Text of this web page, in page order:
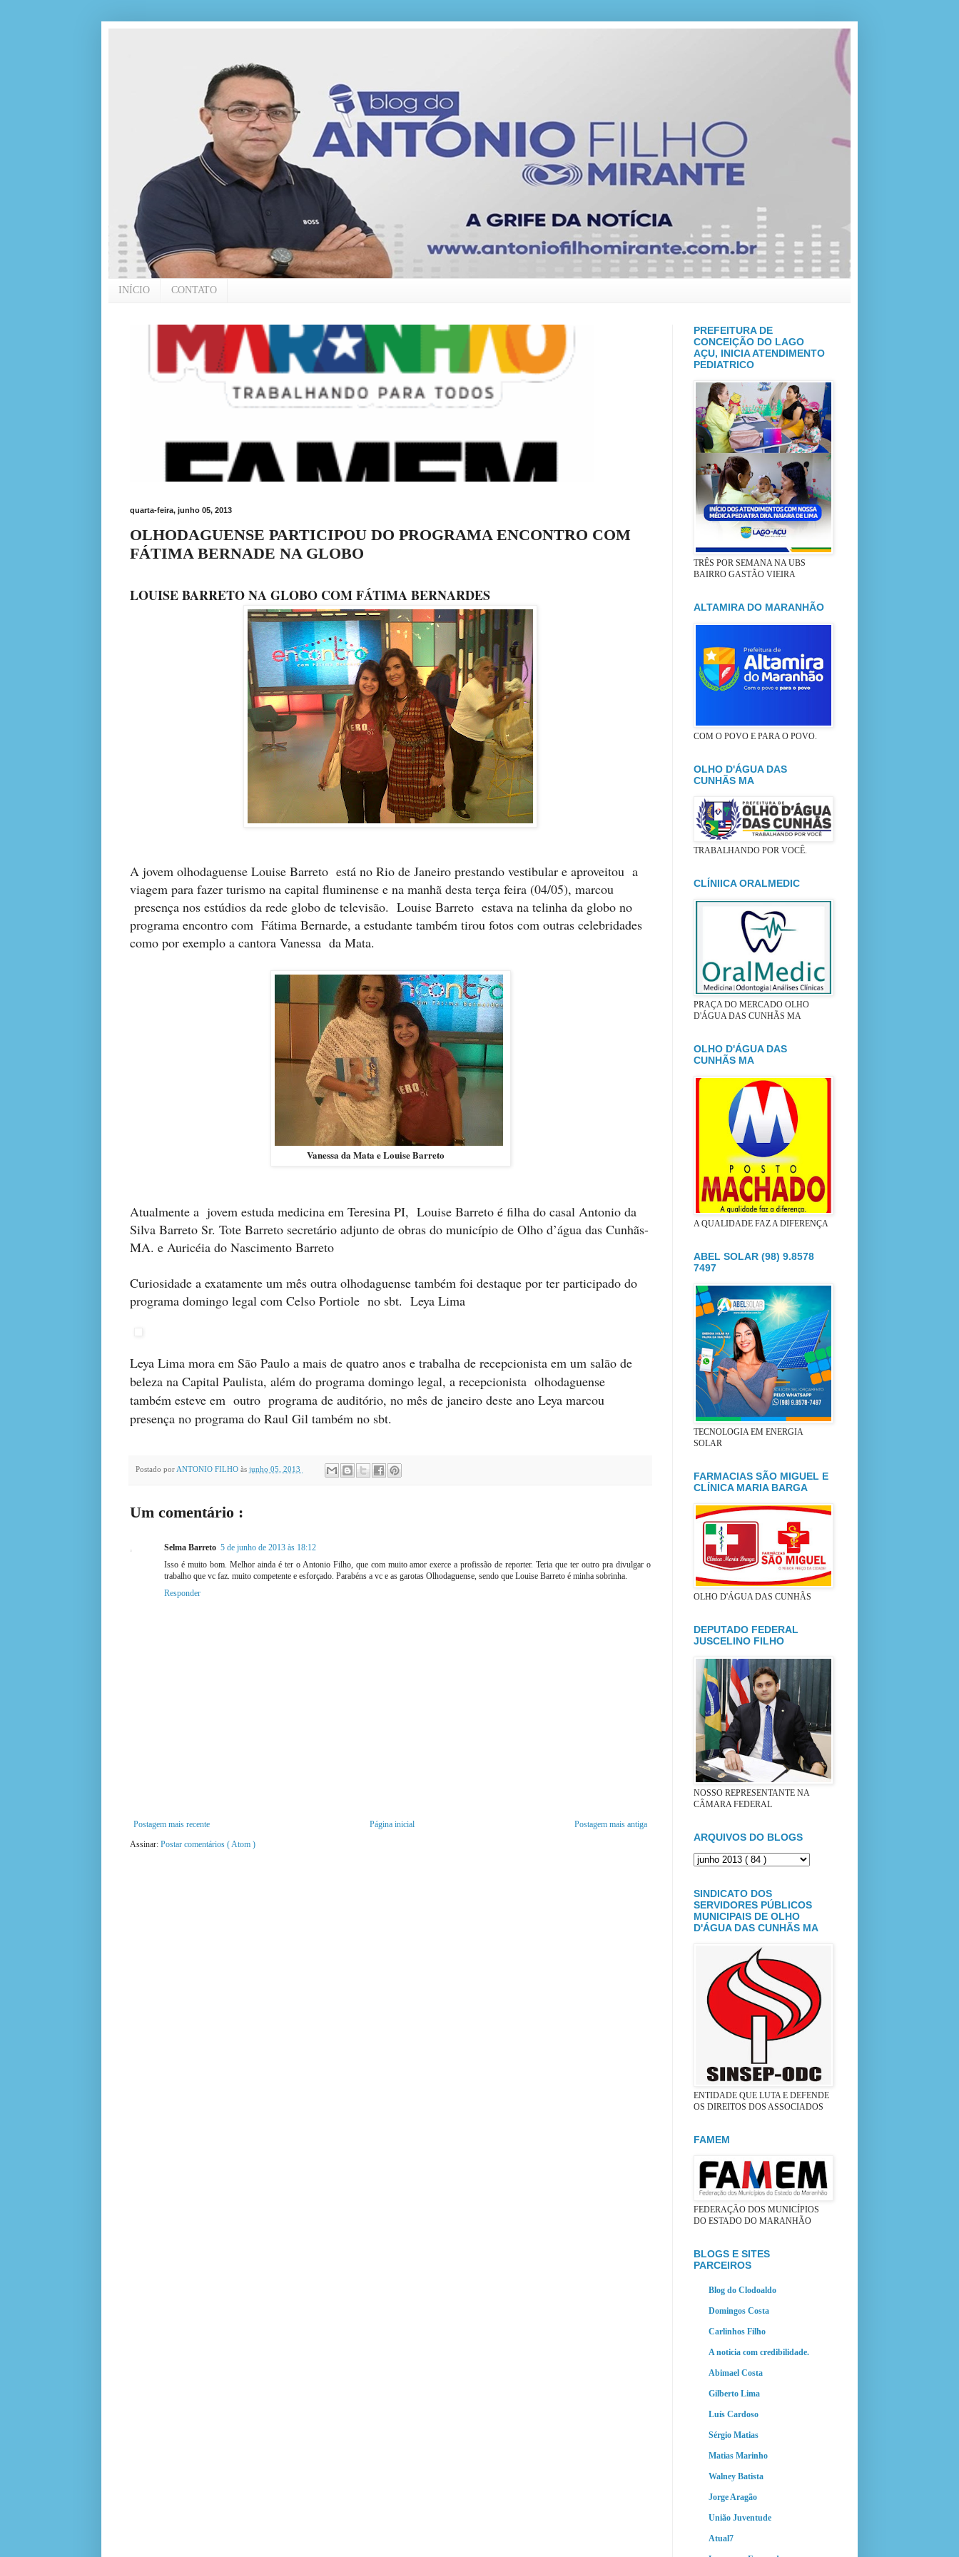
INÍCIO CONTATO
quarta-feira, junho 05, 2013
OLHODAGUENSE PARTICIPOU DO PROGRAMA ENCONTRO COM
FÁTIMA BERNADE NA GLOBO
LOUISE BARRETO NA GLOBO COM FÁTIMA BERNARDES
A jovem olhodaguense Louise Barreto está no Rio de Janeiro prestando vestibular e aproveitou a
viagem para fazer turismo na capital fluminense e na manhã desta terça feira (04/05), marcou
presença nos estúdios da rede globo de televisão. Louise Barreto estava na telinha da globo no
programa encontro com Fátima Bernarde, a estudante também tirou fotos com outras celebridades
como por exemplo a cantora Vanessa da Mata.
Vanessa da Mata e Louise Barreto
Atualmente a jovem estuda medicina em Teresina PI, Louise Barreto é filha do casal Antonio da
Silva Barreto Sr. Tote Barreto secretário adjunto de obras do município de Olho d’água das Cunhãs-
MA. e Auricéia do Nascimento Barreto
Curiosidade a exatamente um mês outra olhodaguense também foi destaque por ter participado do
programa domingo legal com Celso Portiole no sbt. Leya Lima
Leya Lima mora em São Paulo a mais de quatro anos e trabalha de recepcionista em um salão de
beleza na Capital Paulista, além do programa domingo legal, a recepcionista olhodaguense
também esteve em outro programa de auditório, no mês de janeiro deste ano Leya marcou
presença no programa do Raul Gil também no sbt.
Postado por ANTONIO FILHO às junho 05, 2013
Um comentário :
Selma Barreto 5 de junho de 2013 às 18:12
Isso é muito bom. Melhor ainda é ter o Antonio Filho, que com muito amor exerce a profissão de reporter. Teria que ter outro pra divulgar o
trabalho que vc faz. muito competente e esforçado. Parabéns a vc e as garotas Olhodaguense, sendo que Louise Barreto é minha sobrinha.
Responder
Postagem mais recente Postagem mais antiga
Página inicial
Assinar: Postar comentários ( Atom )
PREFEITURA DE
CONCEIÇÃO DO LAGO
AÇU, INICIA ATENDIMENTO
PEDIATRICO
TRÊS POR SEMANA NA UBS
BAIRRO GASTÃO VIEIRA
ALTAMIRA DO MARANHÃO
COM O POVO E PARA O POVO.
OLHO D'ÁGUA DAS
CUNHÃS MA
TRABALHANDO POR VOCÊ.
CLÍNIICA ORALMEDIC
PRAÇA DO MERCADO OLHO
D'ÁGUA DAS CUNHÃS MA
OLHO D'ÁGUA DAS
CUNHÃS MA
A QUALIDADE FAZ A DIFERENÇA
ABEL SOLAR (98) 9.8578
7497
TECNOLOGIA EM ENERGIA
SOLAR
FARMACIAS SÃO MIGUEL E
CLÍNICA MARIA BARGA
OLHO D'ÁGUA DAS CUNHÃS
DEPUTADO FEDERAL
JUSCELINO FILHO
NOSSO REPRESENTANTE NA
CÂMARA FEDERAL
ARQUIVOS DO BLOGS
SINDICATO DOS
SERVIDORES PÚBLICOS
MUNICIPAIS DE OLHO
D'ÁGUA DAS CUNHÃS MA
ENTIDADE QUE LUTA E DEFENDE
OS DIREITOS DOS ASSOCIADOS
FAMEM
FEDERAÇÃO DOS MUNICÍPIOS
DO ESTADO DO MARANHÃO
BLOGS E SITES
PARCEIROS
Blog do Clodoaldo
Domingos Costa
Carlinhos Filho
A noticia com credibilidade.
Abimael Costa
Gilberto Lima
Luís Cardoso
Sérgio Matias
Matias Marinho
Walney Batista
Jorge Aragão
União Juventude
Atual7